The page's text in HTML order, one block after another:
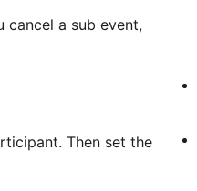
cancel a sub event,
Then set the